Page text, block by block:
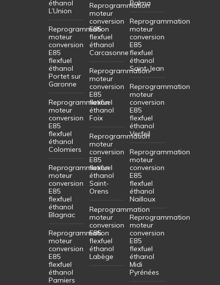
éthanol
L’Union
Reprogrammation
moteur
conversion
E85
flexfuel
éthanol
Portet sur
Garonne
Reprogrammation
moteur
conversion
E85
flexfuel
éthanol
Colomiers
Reprogrammation
moteur
conversion
E85
flexfuel
éthanol
Blagnac
Reprogrammation
moteur
conversion
E85
flexfuel
éthanol
Pamiers
Reprogrammation
moteur
conversion
E85
flexfuel
éthanol
Carcasonne
Reprogrammation
moteur
conversion
E85
flexfuel
éthanol
Foix
Reprogrammation
moteur
conversion
E85
flexfuel
éthanol
Saint-
Orens
Reprogrammation
moteur
conversion
E85
flexfuel
éthanol
Labège
Balma
Reprogrammation
moteur
conversion
E85
flexfuel
éthanol
Saint-Jean
Reprogrammation
moteur
conversion
E85
flexfuel
éthanol
Verfeil
Reprogrammation
moteur
conversion
E85
flexfuel
éthanol
Nailloux
Reprogrammation
moteur
conversion
E85
flexfuel
éthanol
Midi
Pyrénées